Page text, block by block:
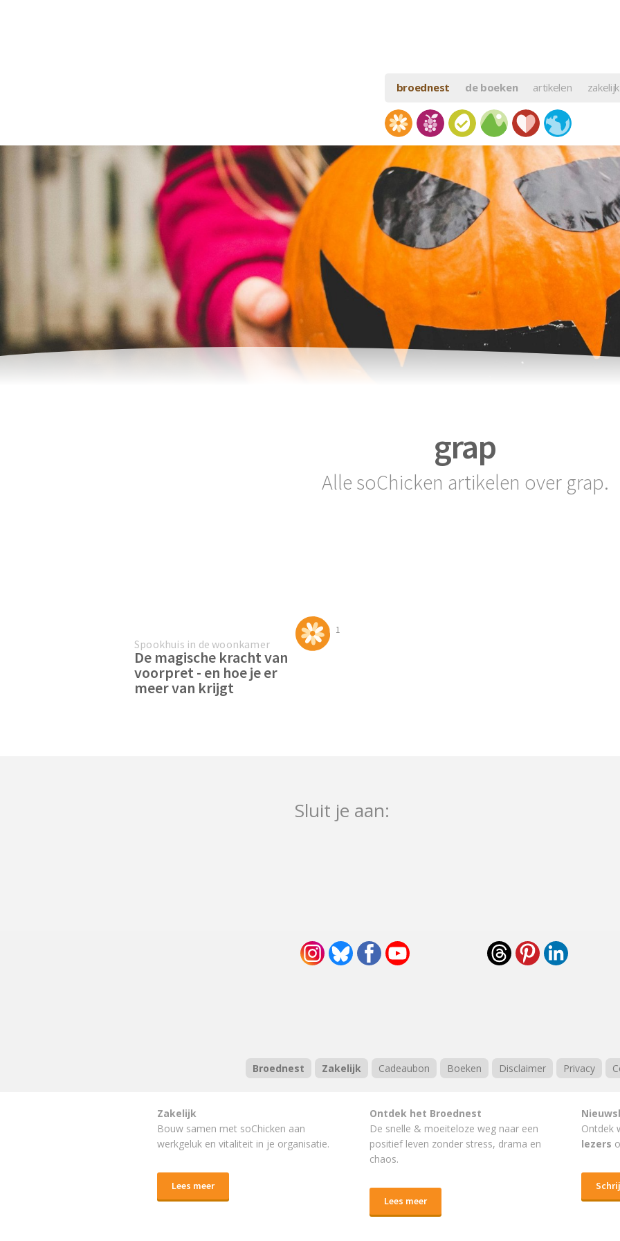
broednest de boeken artikelen zakelijk
grap
Alle soChicken artikelen over grap.
1
Spookhuis in de woonkamer
De magische kracht van
voorpret - en hoe je er
meer van krijgt
Sluit je aan:
Broednest Zakelijk Cadeaubon Boeken Disclaimer Privacy
Zakelijk
Bouw samen met soChicken aan
werkgeluk en vitaliteit in je organisatie.
Lees meer
Ontdek het Broednest
De snelle & moeiteloze weg naar een
positief leven zonder stress, drama en
chaos.
Lees meer
Ontdek
lezers